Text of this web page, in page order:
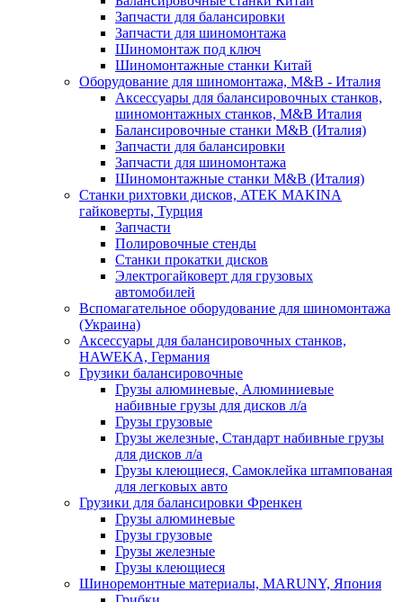
Запчасти для балансировки
Запчасти для шиномонтажа
Шиномонтаж под ключ
Шиномонтажные станки Китай
Оборудование для шиномонтажа, M&B - Италия
Аксессуары для балансировочных станков,
шиномонтажных станков, M&B Италия
Балансировочные станки M&B (Италия)
Запчасти для балансировки
Запчасти для шиномонтажа
Шиномонтажные станки M&B (Италия)
Станки рихтовки дисков, ATEK MAKINA
гайковерты, Турция
Запчасти
Полировочные стенды
Станки прокатки дисков
Электрогайковерт для грузовых
автомобилей
Вспомагательное оборудование для шиномонтажа
(Украина)
Аксессуары для балансировочных станков,
HAWEKA, Германия
Грузики балансировочные
Грузы алюминевые, Алюминиевые
набивные грузы для дисков л/а
Грузы грузовые
Грузы железные, Cтандарт набивные грузы
для дисков л/а
Грузы клеющиеся, Самоклейка штампованая
для легковых авто
Грузики для балансировки Френкен
Грузы алюминевые
Грузы грузовые
Грузы железные
Грузы клеющиеся
Шиноремонтные материалы, MARUNY, Япония